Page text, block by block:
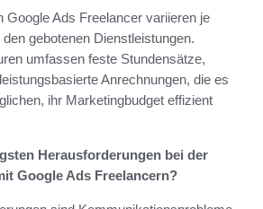
Google Ads Freelancer variieren je
gebotenen Dienstleistungen.
umfassen feste Stundensätze,
Anrechnungen, die es
ihr Marketingbudget effizient
Herausforderungen bei der
Google Ads Freelancern?